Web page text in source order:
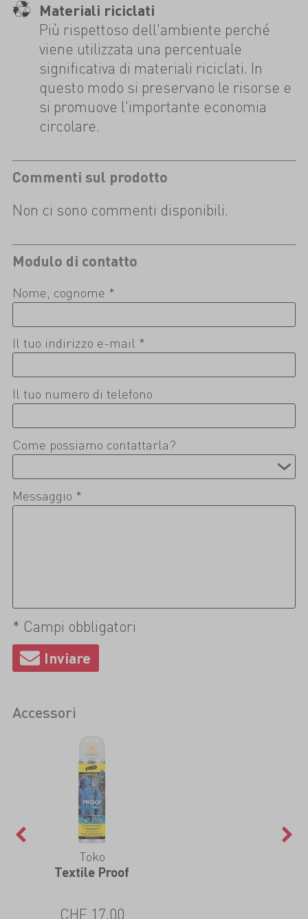
Materiali riciclati
Più rispettoso dell'ambiente perché
viene utilizzata una percentuale
significativa di materiali riciclati. In
questo modo si preservano le risorse e
si promuove l'importante economia
circolare.
Commenti sul prodotto
Non ci sono commenti disponibili.
Modulo di contatto
Nome, cognome *
Il tuo indirizzo e-mail *
Il tuo numero di telefono
Come possiamo contattarla?
Messaggio *
* Campi obbligatori
Accessori
Toko
Textile Proof
CHF 17.00